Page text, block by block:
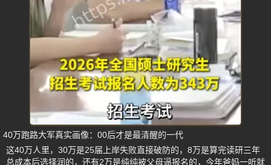
40万跑路大军真实画像：00后才是最清醒的一代
这40万人里，30万是25届上岸失败直接破防的，8万是算完读研三年
总成本后选择润的，还有2万是纯纯被父母逼报名的，今年爸妈一听就